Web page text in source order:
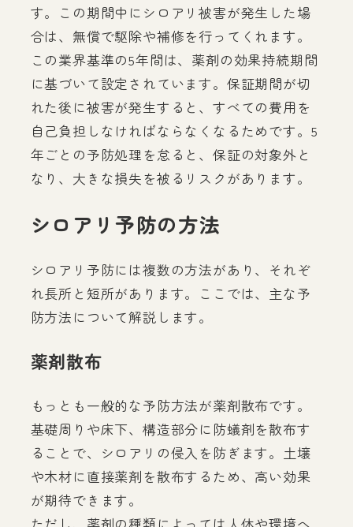
す。この期間中にシロアリ被害が発生した場
合は、無償で駆除や補修を行ってくれます。
この業界基準の5年間は、薬剤の効果持続期間
に基づいて設定されています。保証期間が切
れた後に被害が発生すると、すべての費用を
自己負担しなければならなくなるためです。5
年ごとの予防処理を怠ると、保証の対象外と
なり、大きな損失を被るリスクがあります。
シロアリ予防の方法
シロアリ予防には複数の方法があり、それぞ
れ長所と短所があります。ここでは、主な予
防方法について解説します。
薬剤散布
もっとも一般的な予防方法が薬剤散布です。
基礎周りや床下、構造部分に防蟻剤を散布す
ることで、シロアリの侵入を防ぎます。土壌
や木材に直接薬剤を散布するため、高い効果
が期待できます。